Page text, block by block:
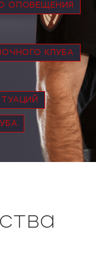
ОПОВЕЩЕНИЯ
КЛУБА